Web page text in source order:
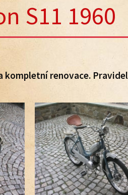
S11 1960
kompletní renovace.